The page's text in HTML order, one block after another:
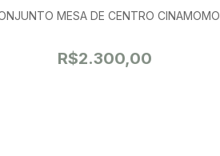
MESA DE CENTRO CINAMOMO
R$2.300,00